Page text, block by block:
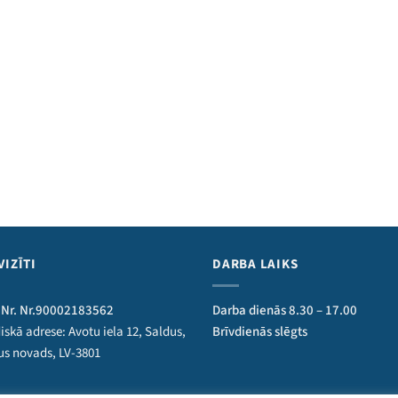
Nr.90002183562
adrese: Avotu iela 12, Saldus,
novads, LV-3801
DARBA LAIKS
Darba dienās 8.30 – 17.00
Brīvdienās slēgts